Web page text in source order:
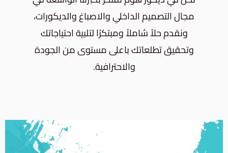
مجال التصميم الداخلي والاصباغ والديكورات،
ونقدم حلاً شاملاً ومبتكرًا لتلبية احتياجاتك
وتحقيق تطلعاتك باعلى مستوى من الجودة
والاحترافية.